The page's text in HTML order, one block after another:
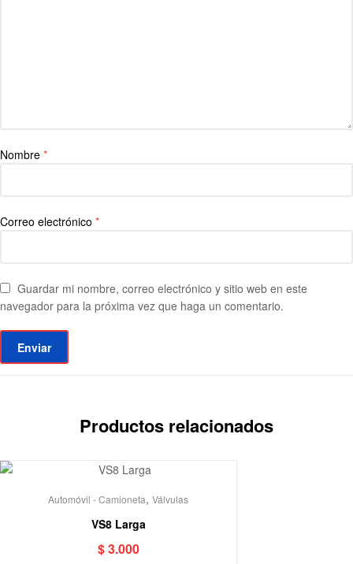
Nombre *
Correo electrónico *
Guardar mi nombre, correo electrónico y sitio web en este
navegador para la próxima vez que haga un comentario.
Productos relacionados
Automóvil - Camioneta, Válvulas
VS8 Larga
$3.000